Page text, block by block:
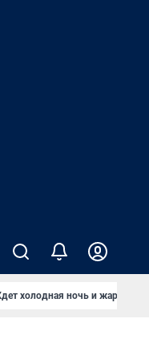
холодная ночь и жаркий